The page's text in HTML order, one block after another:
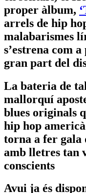
proper àlbum,
arrels de hip
malabarismes
s’estrena com
gran part del
La bateria de
mallorquí
blues originals
hip hop
torna a fer gala
amb lletres tan
conscients
Avui ja és